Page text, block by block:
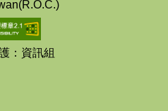
：資訊組